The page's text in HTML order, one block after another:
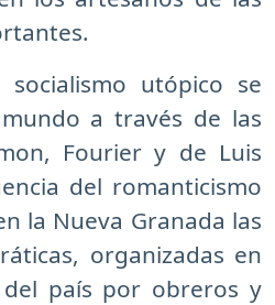
utópico se
a través de las
Fourier y de Luis
del romanticismo
la Nueva Granada las
organizadas en
del país por obreros y